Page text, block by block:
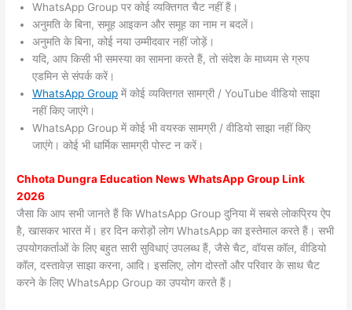
WhatsApp Group पर कोई व्यक्तिगत चैट नहीं हैं।
अनुमति के बिना, समूह आइकन और समूह का नाम न बदलें।
अनुमति के बिना, कोई नया उम्मीदवार नहीं जोड़ें।
यदि, आप किसी भी समस्या का सामना करते हैं, तो संदेश के माध्यम से ग्रुप
एडमिन से संपर्क करें।
WhatsApp Group में कोई व्यक्तिगत सामग्री / YouTube वीडियो साझा
नहीं किए जाएंगे।
WhatsApp Group में कोई भी वयस्क सामग्री / वीडियो साझा नहीं किए
जाएंगे। कोई भी धार्मिक सामग्री पोस्ट न करें।
Chhota DungraEducation News WhatsApp Group Link
2026
जैसा कि आप सभी जानते हैं कि WhatsApp Group दुनिया में सबसे लोकप्रिय ऐप
है, खासकर भारत में। हर दिन करोड़ों लोग WhatsApp का इस्तेमाल करते हैं। सभी
उपयोगकर्ताओं के लिए बहुत सारी सुविधाएं उपलब्ध हैं, जैसे चैट, वॉयस कॉल, वीडियो
कॉल, दस्तावेज़ साझा करना, आदि। इसलिए, लोग दोस्तों और परिवार के साथ चैट
करने के लिए WhatsApp Group का उपयोग करते हैं।